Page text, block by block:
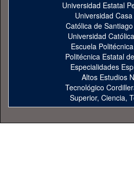
Universidad Estatal
Universidad
Católica de
Universidad
Escuela
Politécnica Estatal
Especialidades
Altos Estudios
Tecnológico
Superior, Ciencia,